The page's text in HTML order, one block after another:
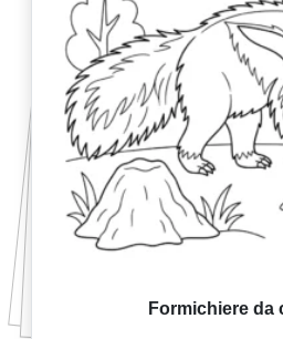
Formichiere da